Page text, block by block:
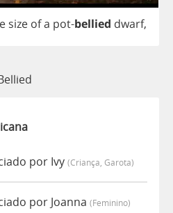
size ofa pot-bellied dwarf,
por Ivy (criança, Garota)
por Joanna (feminino)